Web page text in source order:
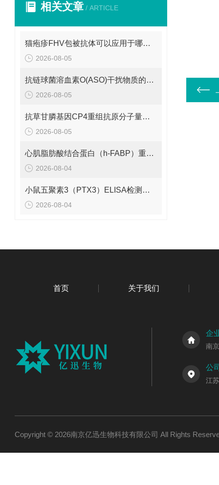
相关文章 / ARTICLE
猫疱疹FHV包被抗体可以应用于哪些方面呢？
2026-08-05
抗链球菌溶血素O(ASO)干扰物质的有效期是多久呢？
2026-08-05
抗草甘膦基因CP4重组抗原分子量是多少呢？
2026-08-05
心肌脂肪酸结合蛋白（h-FABP）重组蛋白的分子量是多少呢？
2026-08-04
小鼠五聚素3（PTX3）ELISA检测试剂盒 应该如何保存呢？
2026-08-04
首页 关于我们
企
南
公
江
Copyright © 2026南京亿迅生物科技有限公司 All Rights